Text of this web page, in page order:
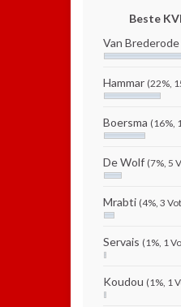
Beste
Van Brederode
Hammar (22%,
Boersma (16%,
De Wolf (7%, 5
Mrabti (4%, 3
Servais (1%, 1
Koudou (1%, 1